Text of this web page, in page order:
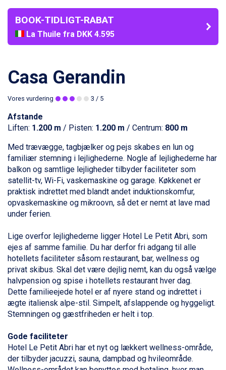
BOOK-TIDLIGT-RABAT
La Thuile fra DKK 4.595
Val Thorens fra DKK 5.395
Bad Hofgastein fra DKK 5.495
Passo Tonale fra DKK 3.795
Sölden fra DKK 8.445
Champoluc fra DKK 3.795
Sestriere fra DKK 4.395
Fieberbrunn fra DKK 6.145
Wagrain fra DKK 4.645
Ischgl fra DKK 7.095
St. Anton fra DKK 7.245
Zell am See fra DKK 4.095
Livigno fra DKK 4.145
Canazei fra DKK 4.745
Ponte di Legno fra DKK 4.745
Bad Gastein fra DKK 4.195
Sauze dOulx fra DKK 4.045
Arabba fra DKK 7.045
La Thuile fra DKK 4.595
Val Thorens fra DKK 5.395
Cervinia fra DKK 5.295
Bad Hofgastein fra DKK 5.495
Passo Tonale fra DKK 3.795
Sölden fra DKK 8.445
Champoluc fra DKK 3.795
Sestriere fra DKK 4.395
Casa Gerandin
Vores vurdering 3 / 5
Afstande
Liften: 1.200 m / Pisten: 1.200 m / Centrum: 800 m
Med trævægge, tagbjælker og pejs skabes en lun og
familiær stemning i lejlighederne. Nogle af lejlighederne har
balkon og samtlige lejligheder tilbyder faciliteter som
satellit-tv, Wi-Fi, vaskemaskine og garage. Køkkenet er
praktisk indrettet med blandt andet induktionskomfur,
opvaskemaskine og mikroovn, så det er nemt at lave mad
under ferien.
Lige overfor lejlighederne ligger Hotel Le Petit Abri, som
ejes af samme familie. Du har derfor fri adgang til alle
hotellets faciliteter såsom restaurant, bar, wellness og
privat skibus. Skal det være dejlig nemt, kan du også vælge
halvpension og spise i hotellets restaurant hver dag.
Dette familieejede hotel er af nyere stand og indrettet i
ægte italiensk alpe-stil. Simpelt, afslappende og hyggeligt.
Stemningen og gæstfriheden er helt i top.
Gode faciliteter
Hotel Le Petit Abri har et nyt og lækkert wellness-område,
der tilbyder jacuzzi, sauna, dampbad og hvileområde.